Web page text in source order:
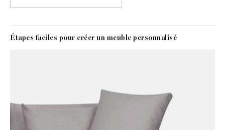
Étapes faciles pour créer un meuble personnalisé